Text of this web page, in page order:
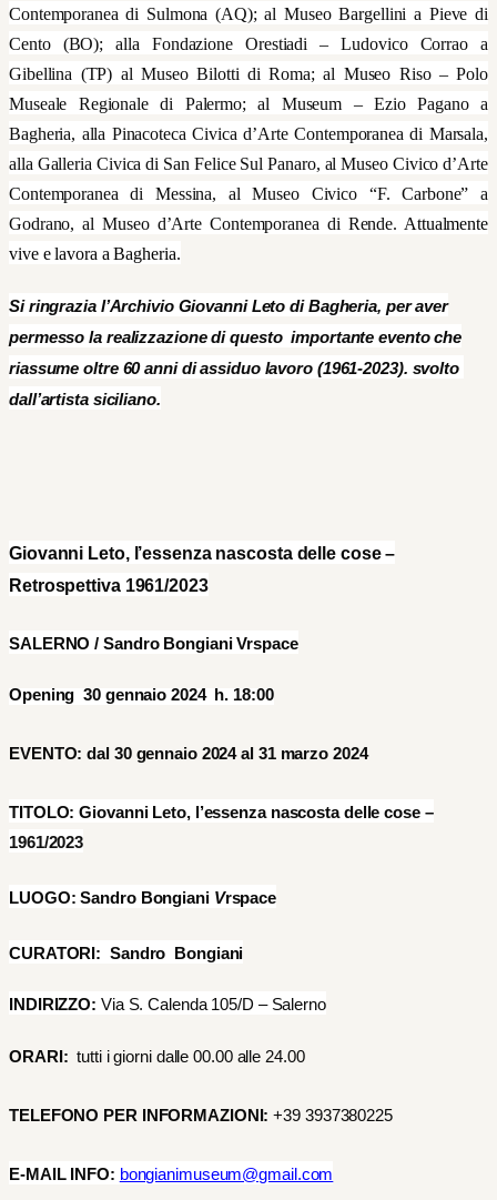
Contemporanea di Sulmona (AQ); al Museo Bargellini a Pieve di
Cento (BO); alla Fondazione Orestiadi – Ludovico Corrao a
Gibellina (TP) al Museo Bilotti di Roma; al Museo Riso – Polo
Museale Regionale di Palermo; al Museum – Ezio Pagano a
Bagheria, alla Pinacoteca Civica d’Arte Contemporanea di Marsala,
alla Galleria Civica di San Felice Sul Panaro, al Museo Civico d’Arte
Contemporanea di Messina, al Museo Civico “F. Carbone” a
Godrano, al Museo d’Arte Contemporanea di Rende. Attualmente
vive e lavora a Bagheria.
Si ringrazia l’Archivio Giovanni Leto di Bagheria, per aver
permesso la realizzazione di questo importante evento che
riassume oltre 60 anni di assiduo lavoro (1961-2023). svolto
dall’artista siciliano.
Giovanni Leto, l’essenza nascosta delle cose –
Retrospettiva 1961/2023
SALERNO /Sandro Bongiani Vrspace
Opening 30 gennaio 2024 h. 18:00
EVENTO: dal 30 gennaio 2024 al 31 marzo 2024
TITOLO:Giovanni Leto, l’essenza nascosta delle cose –
1961/2023
LUOGO: Sandro Bongiani Vrspace
CURATORI: Sandro Bongiani
INDIRIZZO: Via S. Calenda 105/D – Salerno
ORARI: tutti i giorni dalle 00.00 alle 24.00
TELEFONO PER INFORMAZIONI: +39 3937380225
E-MAIL INFO: bongianimuseum@gmail.com